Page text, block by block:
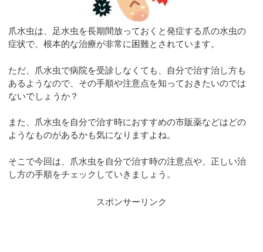
爪水虫は、足水虫を長期間放っておくと発症する爪の水虫の
症状で、根本的な治療が非常に困難とされています。
ただ、爪水虫で病院を受診しなくても、自分で治す治し方も
あるようなので、その手順や注意点を知っておきたいのでは
ないでしょうか？
また、爪水虫を自分で治す時におすすめの市販薬などはどの
ようなものがあるかも気になりますよね。
そこで今回は、爪水虫を自分で治す時の注意点や、正しい治
し方の手順をチェックしていきましょう。
スポンサーリンク